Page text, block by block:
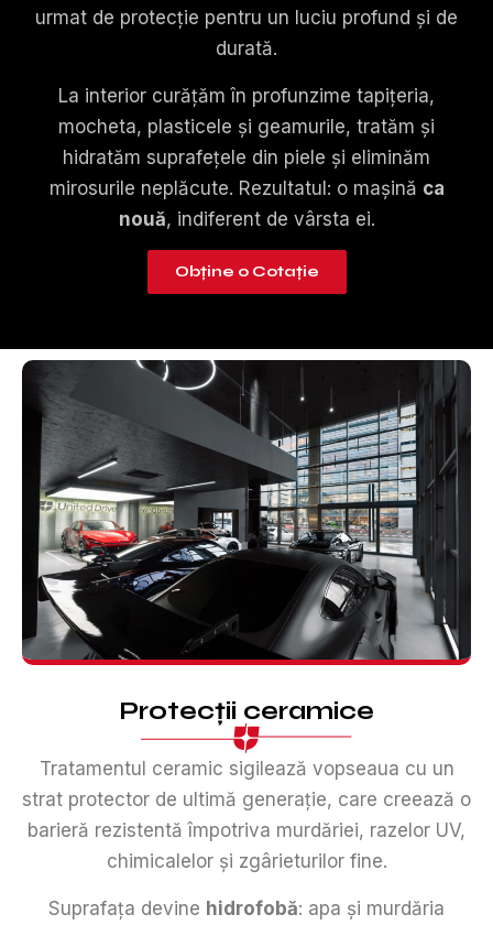
urmat de protecție pentru un luciu profund și de
durată.
La interior curățăm în profunzime tapițeria,
mocheta, plasticele și geamurile, tratăm și
hidratăm suprafețele din piele și eliminăm
mirosurile neplăcute. Rezultatul: o mașină ca
nouă, indiferent de vârsta ei.
Obține o Cotație
Protecții ceramice
Tratamentul ceramic sigilează vopseaua cu un
strat protector de ultimă generație, care creează o
barieră rezistentă împotriva murdăriei, razelor UV,
chimicalelor și zgârieturilor fine.
Suprafața devine hidrofobă: apa și murdăria